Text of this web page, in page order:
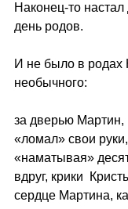
Наконец-то
день родов.
И не было в родах
необычного:
за дверью Мартин,
«ломал» свои
«наматывая»
вдруг, крики
сердце Мартина,